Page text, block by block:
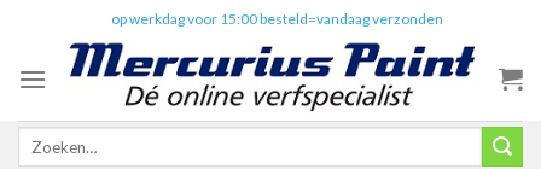
content
op werkdag voor 15:00 besteld=vandaag verzonden
Zoeken